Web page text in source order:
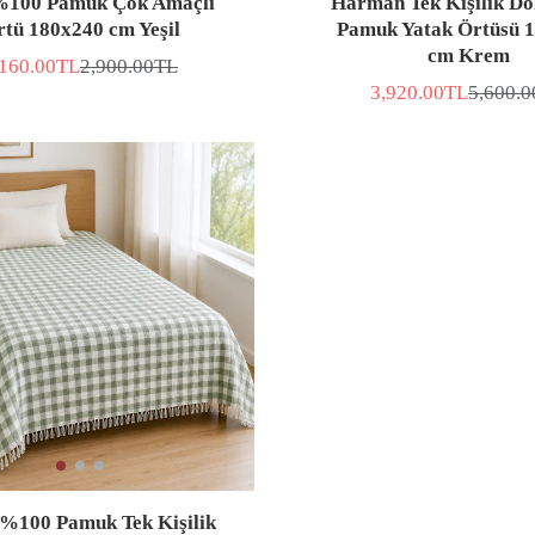
180x240 cm Yeşil
Normal
2,900.00TL
Pamuk Yatak Örtüsü
cm Krem
İNDİRİMLİ
3,920.00TLNormal
Pamuk Tek Kişilik